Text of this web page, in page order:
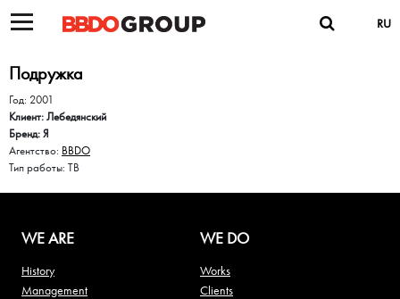
RU
Подружка
Год: 2001
Клиент: Лебедянский
Бренд: Я
Агентство: BBDO
Тип работы: ТВ
WE ARE
History
Management
WE DO
Works
Clients